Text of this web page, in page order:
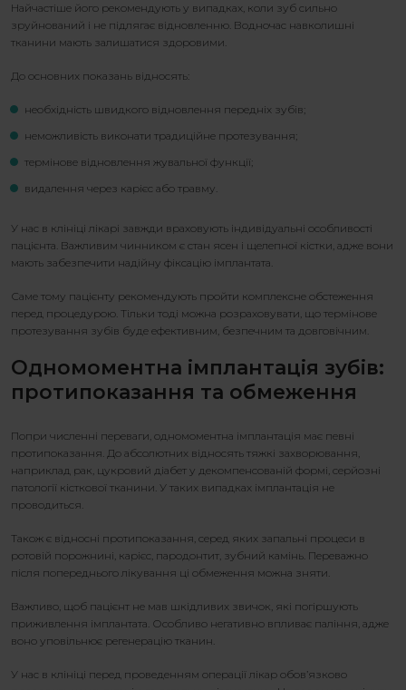
Найчастіше його рекомендують у випадках, коли зуб сильно
зруйнований і не підлягає відновленню. Водночас навколишні
тканини мають залишатися здоровими.
До основних показань відносять:
необхідність швидкого відновлення передніх зубів;
неможливість виконати традиційне протезування;
термінове відновлення жувальної функції;
видалення через карієс або травму.
У нас в клініці лікарі завжди враховують індивідуальні особливості
пацієнта. Важливим чинником є стан ясен і щелепної кістки, адже вони
мають забезпечити надійну фіксацію імплантата.
Саме тому пацієнту рекомендують пройти комплексне обстеження
перед процедурою. Тільки тоді можна розраховувати, що термінове
протезування зубів буде ефективним, безпечним та довговічним.
Одномоментна імплантація зубів:
протипоказання та обмеження
Попри численні переваги, одномоментна імплантація має певні
протипоказання. До абсолютних відносять тяжкі захворювання,
наприклад рак, цукровий діабет у декомпенсованій формі, серйозні
патології кісткової тканини. У таких випадках імплантація не
проводиться.
Також є відносні протипоказання, серед яких запальні процеси в
ротовій порожнині, карієс, пародонтит, зубний камінь. Переважно
після попереднього лікування ці обмеження можна зняти.
Важливо, щоб пацієнт не мав шкідливих звичок, які погіршують
приживлення імплантата. Особливо негативно впливає паління, адже
воно уповільнює регенерацію тканин.
У нас в клініці перед проведенням операції лікар обов’язково